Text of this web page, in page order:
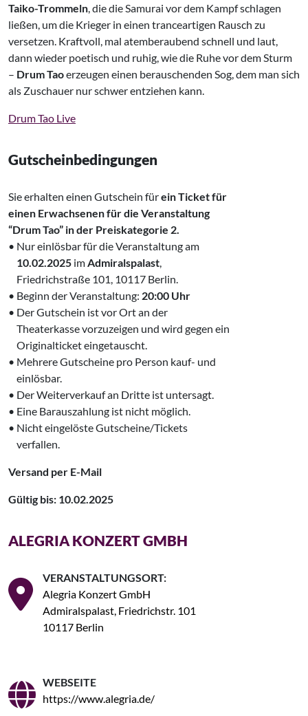
Taiko-Trommeln , die die Samurai vor dem Kampf schlagen
ließen, um die Krieger in einen tranceartigen Rausch zu
versetzen. Kraftvoll, mal atemberaubend schnell und laut,
dann wieder poetisch und ruhig, wie die Ruhe vor dem Sturm
– Drum Taoerzeugen einen berauschenden Sog, dem man sich
als Zuschauer nur schwer entziehen kann.
Drum Tao Live
Gutscheinbedingungen
Sie erhalten einen Gutschein fürein Ticket für
einen Erwachsenenfür die Veranstaltung
“Drum Tao” in der Preiskategorie 2.
• Nur einlösbar für die Veranstaltung am
‌ 10.02.2025 im Admiralspalast
‌ Friedrichstraße 101, 10117 Berlin.
• Beginn der Veranstaltung: 20:00 Uhr
• Der Gutschein ist vor Ort an der
‌ Theaterkasse vorzuzeigen und wird gegen ein
‌ Originalticket eingetauscht.
• Mehrere Gutscheine pro Person kauf- und
‌ einlösbar.
• Der Weiterverkauf an Dritte ist untersagt.
• Eine Barauszahlung ist nicht möglich.
• Nicht eingelöste Gutscheine/Tickets
‌ verfallen.
Versand per E-Mail
Gültig bis: 10.02.2025
ALEGRIA KONZERT GMBH
VERANSTALTUNGSORT:
Alegria Konzert GmbH
Admiralspalast, Friedrichstr. 101
10117 Berlin
WEBSEITE
https://www.alegria.de/